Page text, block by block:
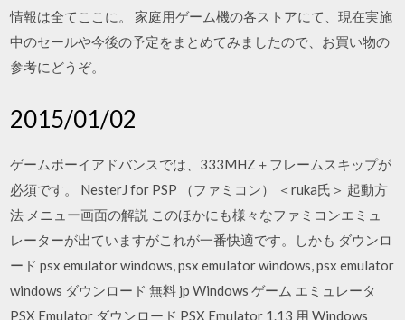
情報は全てここに。 家庭用ゲーム機の各ストアにて、現在実施
中のセールや今後の予定をまとめてみましたので、お買い物の
参考にどうぞ。
2015/01/02
ゲームボーイアドバンスでは、333MHZ＋フレームスキップが
必須です。 NesterJ for PSP （ファミコン） ＜ruka氏＞ 起動方
法 メニュー画面の解説 このほかにも様々なファミコンエミュ
レーターが出ていますがこれが一番快適です。しかも ダウンロ
ード psx emulator windows, psx emulator windows, psx emulator
windows ダウンロード 無料 jp Windows ゲーム エミュレータ
PSX Emulator ダウンロード PSX Emulator 1.13 用 Windows